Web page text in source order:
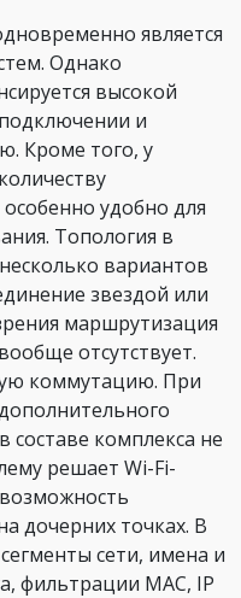
является
Однако
высокой
и
Кроме того, у
удобно для
Топология в
вариантов
звездой или
маршрутизация
отсутствует.
коммутацию. При
составе комплекса не
решает Wi-Fi-
дочерних точках. В
сети, имена и
фильтрации MAC, IP